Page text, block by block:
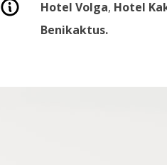
Hotel Volga, Hotel
Benikaktus.